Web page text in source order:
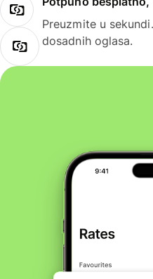
Preuzmite u
dosadnih oglasa.